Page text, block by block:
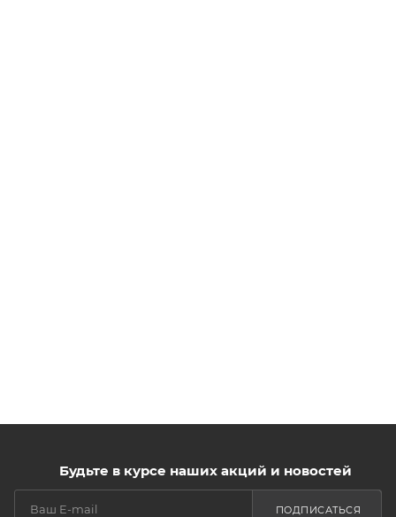
Будьте в курсе наших акций и новостей
ПОДПИСАТЬСЯ